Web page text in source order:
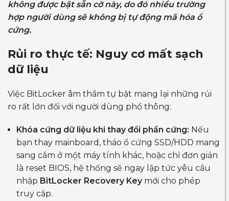
không được bật sẵn cờ này, do đó nhiều trường
hợp người dùng sẽ không bị tự động mã hóa ổ
cứng.
Rủi ro thực tế: Nguy cơ mất sạch
dữ liệu
Việc BitLocker âm thầm tự bật mang lại những rủi
ro rất lớn đối với người dùng phổ thông:
Khóa cứng dữ liệu khi thay đổi phần cứng: Nếu
bạn thay mainboard, tháo ổ cứng SSD/HDD mang
sang cắm ở một máy tính khác, hoặc chỉ đơn giản
là reset BIOS, hệ thống sẽ ngay lập tức yêu cầu
nhập BitLocker Recovery Keymới cho phép
truy cập.